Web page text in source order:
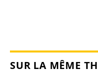
SUR LA MÊME